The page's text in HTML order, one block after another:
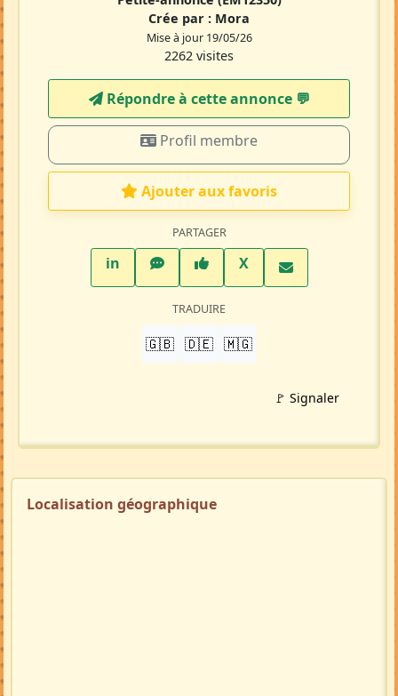
Crée par : Mora
Mise à jour 19/05/26
2262 visites
Répondre à cette annonce 💬​
Profil membre
Ajouter aux favoris
PARTAGER
inLinkedInWhatsAppFacebook
XTwitter X
TRADUIRE
🇬🇧 🇩🇪 🇲🇬
🚩 Signaler
Localisation géographique